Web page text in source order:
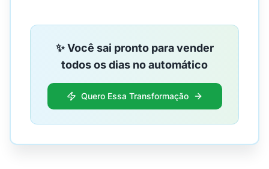
✨ Você sai pronto para vender
todos os dias no automático
Quero Essa Transformação